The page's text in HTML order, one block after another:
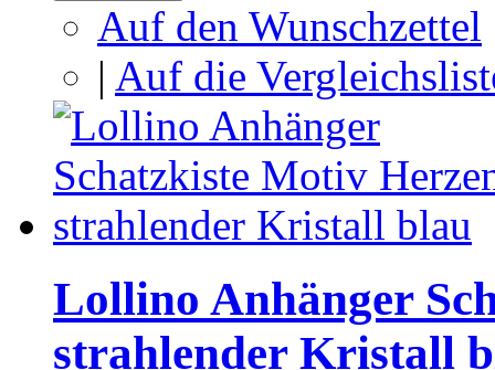
Auf den Wunschzettel
| Auf die
Lollino Anhänger
strahlender Kristall